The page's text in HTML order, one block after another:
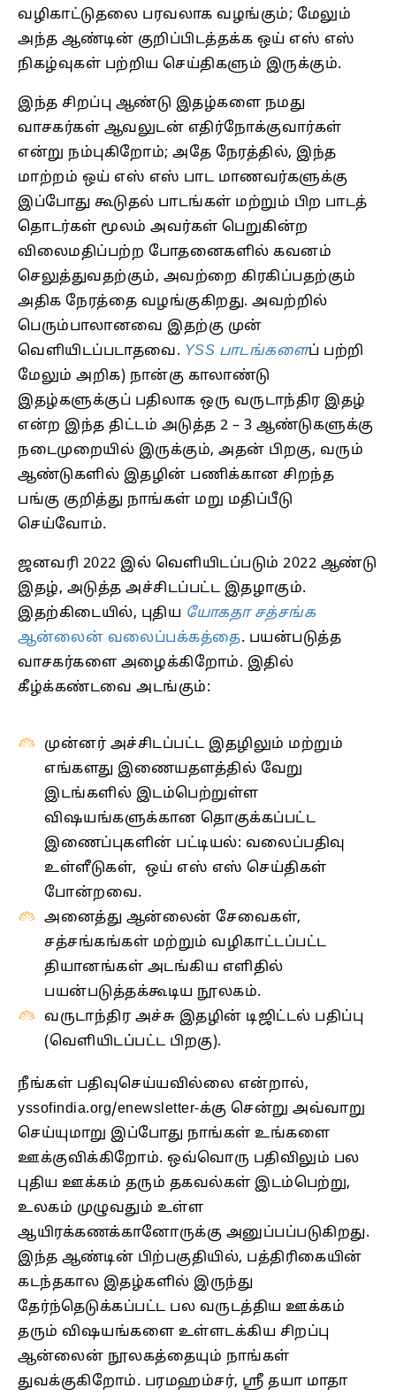
வழிகாட்டுதலை பரவலாக வழங்கும்; மேலும்
அந்த ஆண்டின் குறிப்பிடத்தக்க ஒய் எஸ் எஸ்
நிகழ்வுகள் பற்றிய செய்திகளும் இருக்கும்.
இந்த சிறப்பு ஆண்டு இதழ்களை நமது
வாசகர்கள் ஆவலுடன் எதிர்நோக்குவார்கள்
என்று நம்புகிறோம்; அதே நேரத்தில், இந்த
மாற்றம் ஒய் எஸ் எஸ் பாட மாணவர்களுக்கு
இப்போது கூடுதல் பாடங்கள் மற்றும் பிற பாடத்
தொடர்கள் மூலம் அவர்கள் பெறுகின்ற
விலைமதிப்பற்ற போதனைகளில் கவனம்
செலுத்துவதற்கும், அவற்றை கிரகிப்பதற்கும்
அதிக நேரத்தை வழங்குகிறது. அவற்றில்
பெரும்பாலானவை இதற்கு முன்
வெளியிடப்படாதவை. YSS பாடங்களைப் பற்றி
மேலும் அறிக) நான்கு காலாண்டு
இதழ்களுக்குப் பதிலாக ஒரு வருடாந்திர இதழ்
என்ற இந்த திட்டம் அடுத்த 2 – 3 ஆண்டுகளுக்கு
நடைமுறையில் இருக்கும், அதன் பிறகு, வரும்
ஆண்டுகளில் இதழின் பணிக்கான சிறந்த
பங்கு குறித்து நாங்கள் மறு மதிப்பீடு
செய்வோம்.
ஜனவரி 2022 இல் வெளியிடப்படும் 2022 ஆண்டு
இதழ், அடுத்த அச்சிடப்பட்ட இதழாகும்.
இதற்கிடையில், புதிய யோகதா சத்சங்க
ஆன்லைன் வலைப்பக்கத்தை. பயன்படுத்த
வாசகர்களை அழைக்கிறோம். இதில்
கீழ்க்கண்டவை அடங்கும்:
முன்னர் அச்சிடப்பட்ட இதழிலும் மற்றும்
எங்களது இணையதளத்தில் வேறு
இடங்களில் இடம்பெற்றுள்ள
விஷயங்களுக்கான தொகுக்கப்பட்ட
இணைப்புகளின் பட்டியல்: வலைப்பதிவு
உள்ளீடுகள், ஒய் எஸ் எஸ் செய்திகள்
போன்றவை.
அனைத்து ஆன்லைன் சேவைகள்,
சத்சங்கங்கள் மற்றும் வழிகாட்டப்பட்ட
தியானங்கள் அடங்கிய எளிதில்
பயன்படுத்தக்கூடிய நூலகம்.
வருடாந்திர அச்சு இதழின் டிஜிட்டல் பதிப்பு
(வெளியிடப்பட்ட பிறகு).
நீங்கள் பதிவுசெய்யவில்லை என்றால்,
yssofindia.org/enewsletter-க்கு சென்று அவ்வாறு
செய்யுமாறு இப்போது நாங்கள் உங்களை
ஊக்குவிக்கிறோம். ஒவ்வொரு பதிவிலும் பல
புதிய ஊக்கம் தரும் தகவல்கள் இடம்பெற்று,
உலகம் முழுவதும் உள்ள
ஆயிரக்கணக்கானோருக்கு அனுப்பப்படுகிறது.
இந்த ஆண்டின் பிற்பகுதியில், பத்திரிகையின்
கடந்தகால இதழ்களில் இருந்து
தேர்ந்தெடுக்கப்பட்ட பல வருடத்திய ஊக்கம்
தரும் விஷயங்களை உள்ளடக்கிய சிறப்பு
ஆன்லைன் நூலகத்தையும் நாங்கள்
துவக்குகிறோம். பரமஹம்சர், ஸ்ரீ தயா மாதா